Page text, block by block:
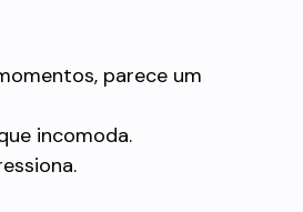
parece um
incomoda.